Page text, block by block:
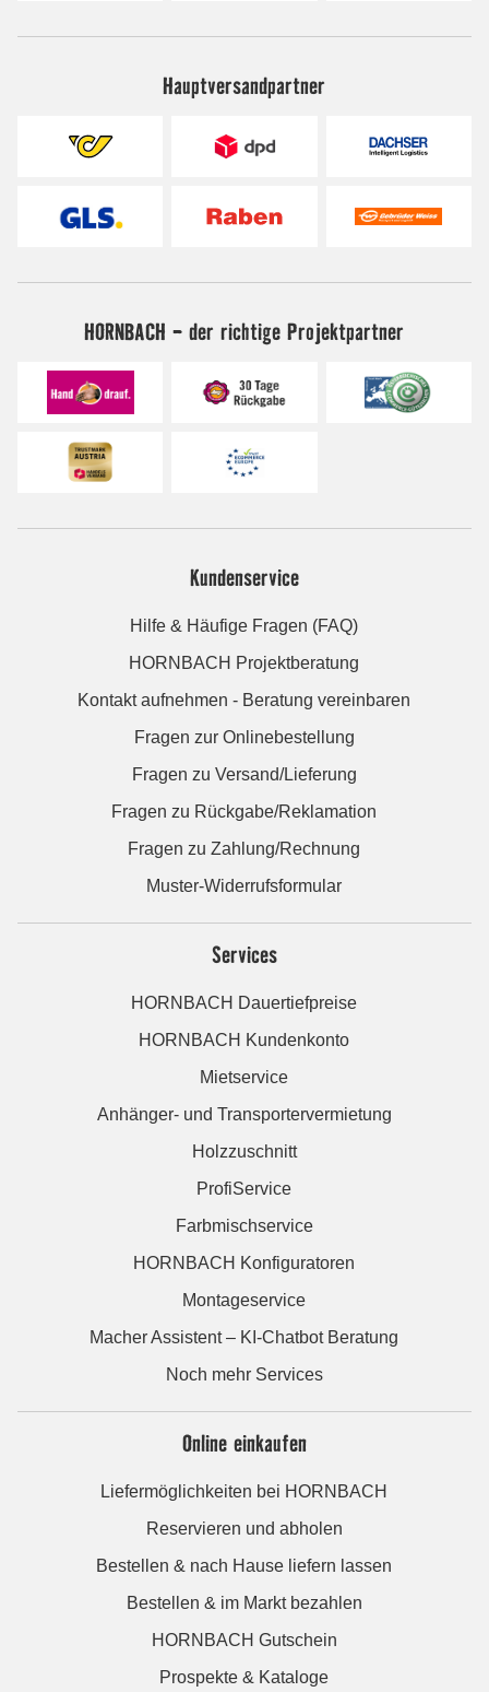
Hauptversandpartner
HORNBACH - der richtige Projektpartner
Kundenservice
Hilfe & Häufige Fragen (FAQ)
HORNBACH Projektberatung
Kontakt aufnehmen - Beratung vereinbaren
Fragen zur Onlinebestellung
Fragen zu Versand/Lieferung
Fragen zu Rückgabe/Reklamation
Fragen zu Zahlung/Rechnung
Muster-Widerrufsformular
Services
HORNBACH Dauertiefpreise
HORNBACH Kundenkonto
Mietservice
Anhänger- und Transportervermietung
Holzzuschnitt
ProfiService
Farbmischservice
HORNBACH Konfiguratoren
Montageservice
Macher Assistent – KI-Chatbot Beratung
Noch mehr Services
Online einkaufen
Liefermöglichkeiten bei HORNBACH
Reservieren und abholen
Bestellen & nach Hause liefern lassen
Bestellen & im Markt bezahlen
HORNBACH Gutschein
Prospekte & Kataloge